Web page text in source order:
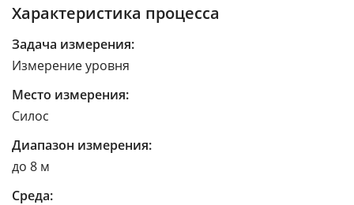
Характеристика процесса
Задача измерения:
Измерение уровня
Место измерения:
Силос
Диапазон измерения:
до 8 м
Среда: